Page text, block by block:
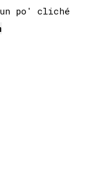
po' cliché